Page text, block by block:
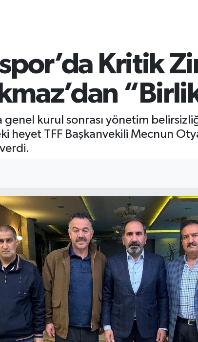
Kritik
genel kurul sonrası yönetim
heyet TFF Başkanvekili Mecnun